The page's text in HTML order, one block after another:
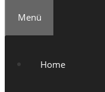
Menü
Home